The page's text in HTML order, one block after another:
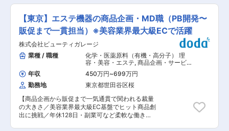
してのスキル向上だけでなく、サロン店長や管理
職として活躍することや、現場の声を基に商品企
画・生産管理を担うなど多様なキャリアパスがあ
ります。 ・完全予約制のサロンのため、予定外の
急な残業が発生することはありません。オンとオ
フの区別をしっかりとつけてプライベートを充実
させることもできます。 ・定期的なメンテナンス
が必要な商品になるので、お客様と長期にわたっ
て信頼関係を構築でき、やりがいを持って業務に
取り組むことができます。 変更の範囲：会社の定
める業務
◇◆ ＼魅力ポイント／ ◎業界トップクラスの安
定基盤で働けます 全国15,000店以上のサロンと
取引する総合美容商社で、安定した環境のもと美
容業界に貢献できます。 ◎働きやすい環境が整っ
ています 中途入社が多く馴染みやすい職場で、残
業はほとんどありません。髪色自由・ネイル
OK・社員割引など、美容業界ならではの働きや
すさがあります。 ◎事務業務が中心です 受発注な
どの営業事務が7割ですが、3割程度ショップでの
美容学生や美容師の方への接客・販売業務もござ
います。 安定した働き方と、単調にならずコミュ
ニケーションもとれる環境を両立できます！ ■業
務内容 主にサロンからの注文に対応する受発注業
務やPC入力などの営業事務が中心です。残りは
支店併設のショップで、美容学生や美容師の方々
への接客・販売を担当。業務は分かれています
【東京】エステ機器の商品企画・MD職（PB開発〜
販促まで一貫担当）※美容業界最大級ECで活躍
株式会社ビューティガレージ
業種 / 職種
化学・医薬原料（有機・高分子） 理
容・美容・エステ, 商品企画・サービス
企画 MD
年収 450万円~699万円
勤務地
東京都世田谷区桜
【商品企画から販促まで一気通貫で関われる裁量
の大きさ／美容業界最大級EC基盤でヒット商品創
出に挑戦／年休128日・副業可など柔軟な働き方